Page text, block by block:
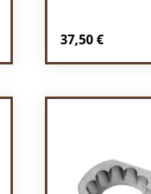
Regulärer Preis:
37,50 €